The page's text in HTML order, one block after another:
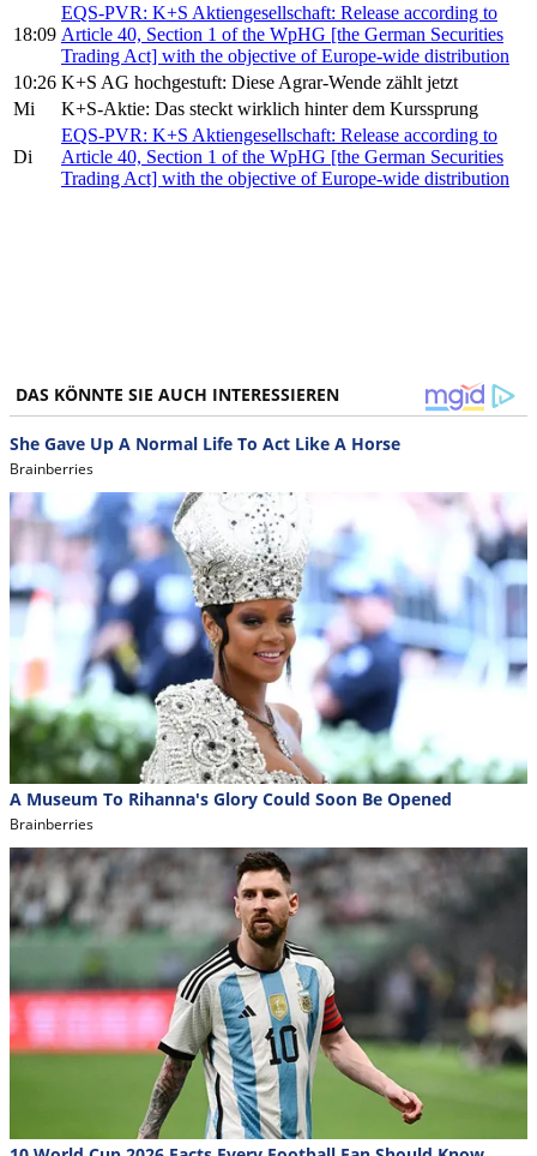
18:09
EQS-PVR: K+S Aktiengesellschaft: Release according to
Article 40, Section 1 of the WpHG [the German Securities
Trading Act] with the objective of Europe-wide distribution
10:26 K+S AG hochgestuft: Diese Agrar-Wende zählt jetzt
Mi
K+S-Aktie: Das steckt wirklich hinter dem Kurssprung
Di
EQS-PVR: K+S Aktiengesellschaft: Release according to
Article 40, Section 1 of the WpHG [the German Securities
Trading Act] with the objective of Europe-wide distribution